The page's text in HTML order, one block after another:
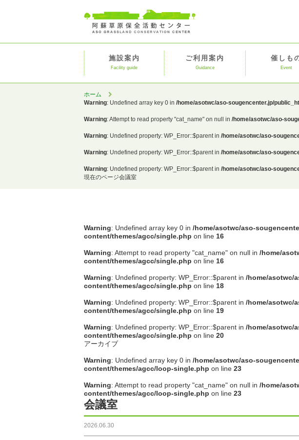
施設案内
Facility guide
ご利用案内
Guidance
催しも
Event
ホーム
Warning: Undefined array key 0 in /home/asotwc/aso-sougencenter.jp/
Warning: Attempt to read property "cat_name" on null in /home/asotwc/aso-
Warning: Undefined property: WP_Error::$parent in /home/asotwc/aso-
Warning: Undefined property: WP_Error::$parent in /home/asotwc/aso-
Warning: Undefined property: WP_Error::$parent in /home/asotwc/aso-
現在のページ会議室
Warning: Undefined array key 0 in /home/asotwc/aso-
content/themes/agcc/single.php on line 16
Warning: Attempt to read property "cat_name" on null in /home/
content/themes/agcc/single.php on line 16
Warning: Undefined property: WP_Error::$parent in /home/asotwc/
content/themes/agcc/single.php on line 18
Warning: Undefined property: WP_Error::$parent in /home/asotwc/
content/themes/agcc/single.php on line 19
Warning: Undefined property: WP_Error::$parent in /home/asotwc/
content/themes/agcc/single.php on line 20
アーカイブ
Warning: Undefined array key 0 in /home/asotwc/aso-
content/themes/agcc/loop-single.php on line 23
Warning: Attempt to read property "cat_name" on null in /home/
content/themes/agcc/loop-single.php on line 23
会議室
2026.06.30